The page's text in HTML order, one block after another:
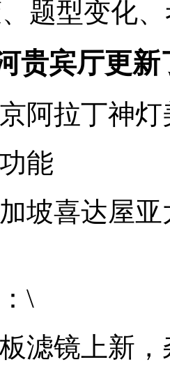
题型变化
贵宾厅更
阿拉丁神
能
坡喜达屋
\
滤镜上新